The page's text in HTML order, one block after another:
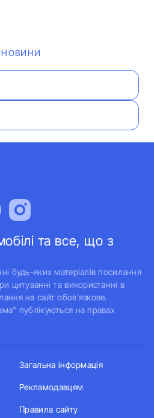
та все, що з
будь-яких матеріалів посилання
цитуванні та використанні в
на сайт обов'язкове.
публікуються на правах
Загальна інформація
Рекламодавцям
Правила сайту